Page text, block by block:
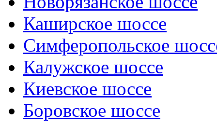
Каширское шоссе
Симферопольское
Калужское шоссе
Киевское шоссе
Боровское шоссе